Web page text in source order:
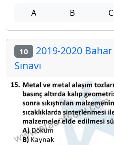
A B C
10 2019-2020
Sınavı